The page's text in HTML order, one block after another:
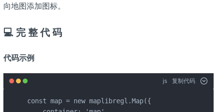
向地图添加图标。
💻 完 整 代 码
代码示例
js 复制代码
const map = new maplibregl.Map({